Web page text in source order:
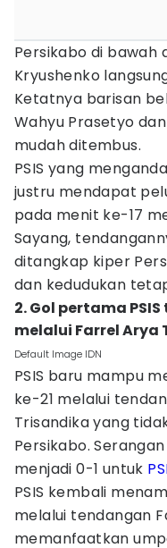
Persikabo di bawah
Kryushenko
Ketatnya barisan
Wahyu Prasetyo
mudah ditembus.
PSIS yang
justru mendapat
pada menit ke-17
Sayang,
ditangkap kiper
dan kedudukan
2. Gol pertama
melalui Farrel Arya
Default Image IDN
PSIS baru mampu
ke-21 melalui
Trisandika yang
Persikabo.
menjadi 0-1 untuk
PSIS kembali
melalui tendangan
memanfaatkan